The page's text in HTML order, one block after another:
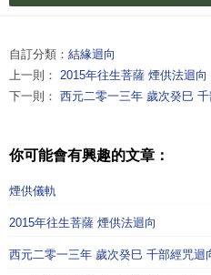
自訂分類： 結緣迴向
上一則： 2015年往生菩薩 煙供法迴向
下一則： 西元二零一三年 歲次癸巳 千
你可能會有興趣的文章：
煙供儀軌
2015年往生菩薩 煙供法迴向
西元二零一三年 歲次癸巳 千部經咒迴